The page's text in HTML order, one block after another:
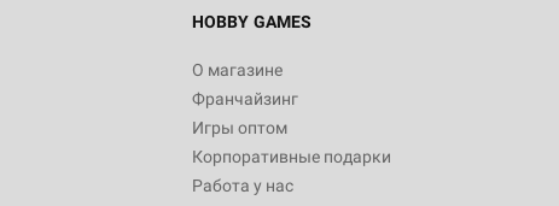
HOBBY GAMES
О магазине
Франчайзинг
Игры оптом
Корпоративные подарки
Работа у нас